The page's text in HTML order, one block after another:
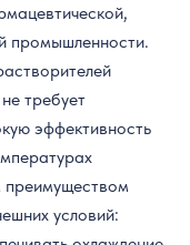
промышленности.
требует
эффективность
преимуществом
условий: